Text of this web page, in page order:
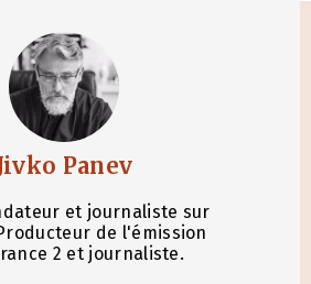
Panev
et journaliste sur
de l'émission
2 et journaliste.